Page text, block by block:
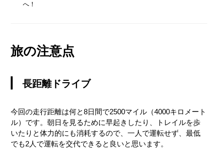
へ！
旅の注意点
長距離ドライブ
今回の走行距離は何と8日間で2500マイル（4000キロメート
ル）です。朝日を見るために早起きしたり、トレイルを歩
いたりと体力的にも消耗するので、一人で運転せず、最低
でも2人で運転を交代できると良いと思います。